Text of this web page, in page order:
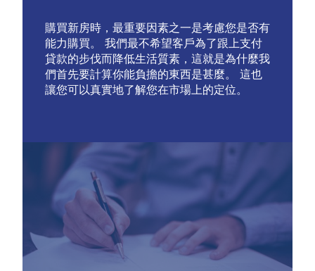
購買新房時，最重要因素之一是考慮您是否有
能力購買。 我們最不希望客戶為了跟上支付
貸款的步伐而降低生活質素，這就是為什麼我
們首先要計算你能負擔的東西是甚麼。 這也
讓您可以真實地了解您在市場上的定位。